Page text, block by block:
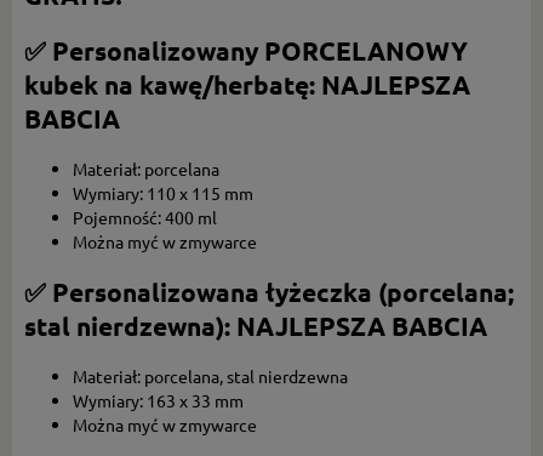
✅ Personalizowany PORCELANOWY
kubek na kawę/herbatę: NAJLEPSZA
BABCIA
Materiał: porcelana
Wymiary: 110 x 115 mm
Pojemność: 400 ml
Można myć w zmywarce
✅ Personalizowana łyżeczka (porcelana;
stal nierdzewna): NAJLEPSZA BABCIA
Materiał: porcelana, stal nierdzewna
Wymiary: 163 x 33 mm
Można myć w zmywarce